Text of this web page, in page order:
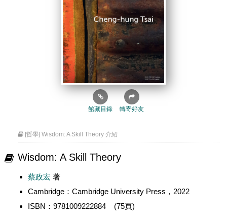
館藏目錄 轉寄好友
[哲學] Wisdom: A Skill Theory 介紹
Wisdom: A Skill Theory
蔡政宏 著
Cambridge：Cambridge University Press，2022
ISBN：9781009222884 (75頁)